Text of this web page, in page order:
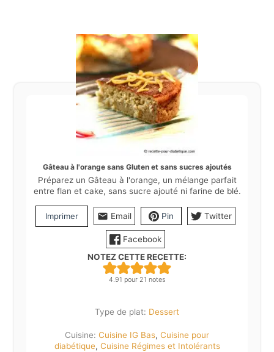
Gâteau à l'orange sans Gluten et sans sucres ajoutés
Préparez un Gâteau à l'orange, un mélange parfait
entre flan et cake, sans sucre ajouté ni farine de blé.
Imprimer Email Pin Twitter
Facebook
NOTEZ CETTE RECETTE:
4.91 pour 21 notes
Type de plat: Dessert
Cuisine: Cuisine IG Bas, Cuisine pour
diabétique, Cuisine Régimes et Intolérants